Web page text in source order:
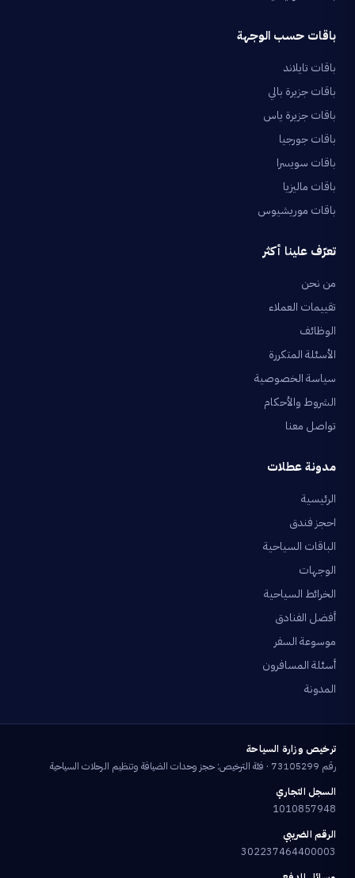
باقات حسب الوجهة
باقات تايلاند
باقات جزيرة بالي
باقات جزيرة ياس
باقات جورجيا
باقات سويسرا
باقات ماليزيا
باقات موريشيوس
تعرّف علينا أكثر
من نحن
تقييمات العملاء
الوظائف
الأسئلة المتكررة
سياسة الخصوصية
الشروط والأحكام
تواصل معنا
مدونة عطلات
الرئيسية
احجز فندق
الباقات السياحية
الوجهات
الخرائط السياحية
أفضل الفنادق
موسوعة السفر
أسئلة المسافرون
المدونة
ترخيص وزارة السياحة
رقم 73105299 · فئة الترخيص: حجز وحدات الضيافة وتنظيم الرحلات السياحية
السجل التجاري
1010857948
الرقم الضريبي
302237464400003